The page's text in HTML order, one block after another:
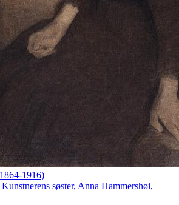
1916)
søster, Anna Hammershøi,